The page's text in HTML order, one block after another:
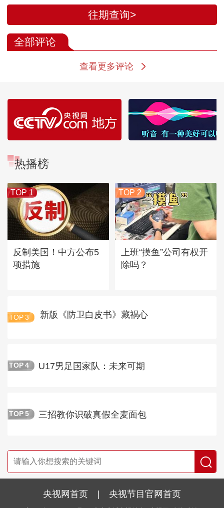
国事访问
式
往期查询>
全部评论
查看更多评论
热播榜
TOP 1
反制美国！中方公布5
项措施
TOP 2
上班“摸鱼”公司有权开
除吗？
TOP 3 新版《防卫白皮书》藏祸心
TOP 4 U17男足国家队：未来可期
TOP 5 三招教你识破真假全麦面包
央视网首页 | 央视节目官网首页